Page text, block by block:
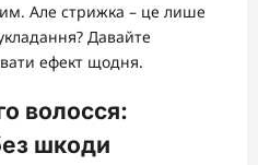
Але стрижка – це лише
Давайте
ефект щодня.
волосся:
шкоди